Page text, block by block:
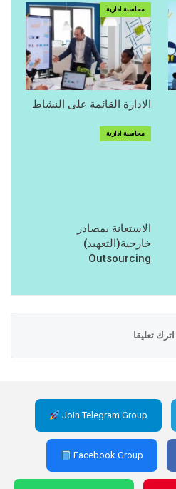
محاسبة ادارية
الادارة القائمة على النشاط
محاسبة ادارية
الاستعانة بمصادر
خارجية(التعهيد)
Outsourcing
اترك تعليقا
Join Telegram Group
Facebook Group